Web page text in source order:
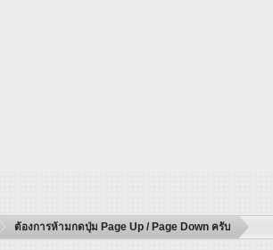
ต้องการห้ามกดปุ่ม Page Up / Page Down ครับ